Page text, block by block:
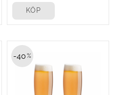
KÖP
40 %